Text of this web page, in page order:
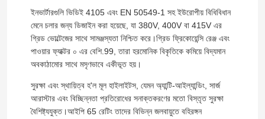
ইনভার্টারগুলি ভিডিই 4105 এবং EN 50549-1 সহ ইউরোপীয় বিধিবিধান
মেনে চলার জন্য ডিজাইন করা হয়েছে, যা 380V, 400V বা 415V এর
গ্রিড ভোল্টেজের সাথে সামঞ্জস্যতা নিশ্চিত করে।গ্রিড ফ্রিকোয়েন্সি রেঞ্জ এবং
পাওয়ার ফ্যাক্টর ০ এর বেশি.99, তারা হরমোনিক বিকৃতিকে কমিয়ে বিদ্যমান
অবকাঠামোর সাথে মসৃণভাবে একীভূত হয়।
সুরক্ষা এবং স্থায়িত্ব হ'ল মূল হাইলাইটস, যেমন অ্যান্টি-আইল্যান্ডিং, সার্জ
আরাস্টার এবং বিচ্ছিন্নতা প্রতিরোধের সনাক্তকরণের মতো বিস্তৃত সুরক্ষা
বৈশিষ্ট্যযুক্ত।আইপি 65 রেটিং তাদের বিভিন্ন জলবায়ুতে বহিরঙ্গন